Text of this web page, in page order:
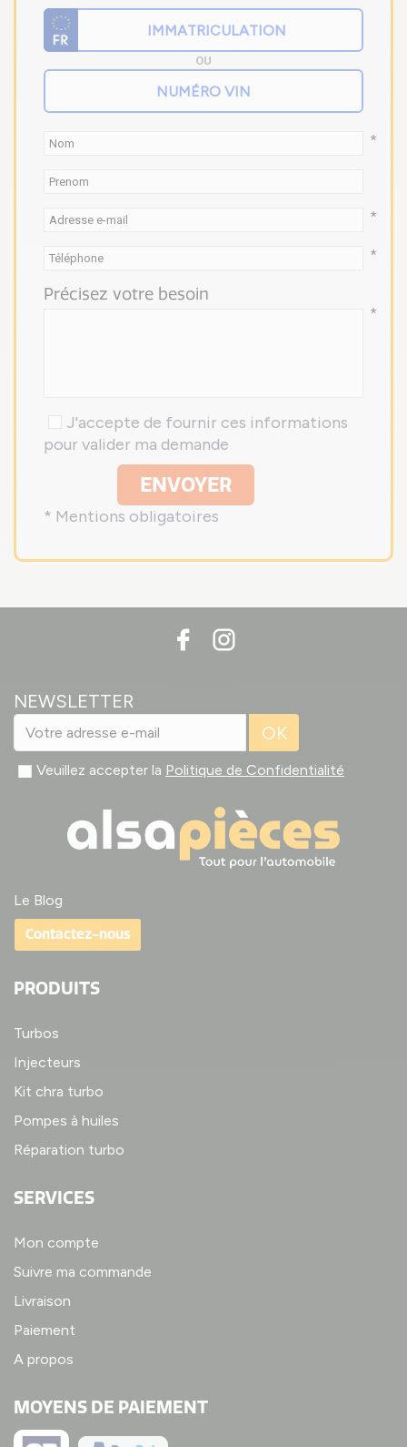
OU
*
*
*
Précisez votre besoin
*
J'accepte de fournir ces informations
pour valider ma demande
ENVOYER
* Mentions obligatoires
NEWSLETTER
OK
Veuillez accepter la Politique de Confidentialité
Le Blog
Contactez-nous
PRODUITS
Turbos
Injecteurs
Kit chra turbo
Pompes à huiles
Réparation turbo
SERVICES
Mon compte
Suivre ma commande
Livraison
Paiement
A propos
MOYENS DE PAIEMENT